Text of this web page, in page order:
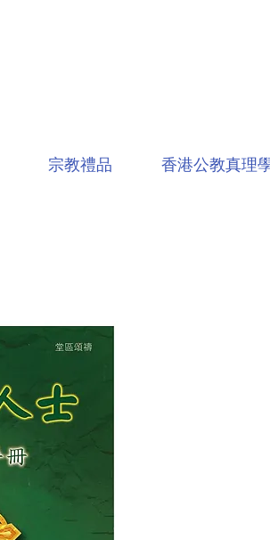
宗教禮品 香港公教真理